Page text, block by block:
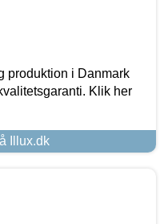
produktion i Danmark
Klik her
Illux.dk